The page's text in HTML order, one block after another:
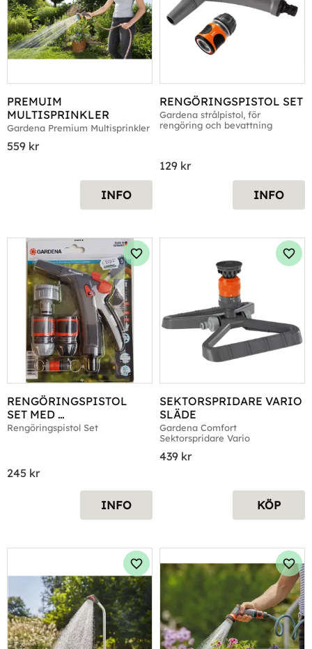
PREMUIM
MULTISPRINKLER
Gardena Premium Multisprinkler
559 kr
INFO
RENGÖRINGSPISTOL SET
Gardena strålpistol, för
rengöring och bevattning
129 kr
INFO
RENGÖRINGSPISTOL
SET MED
KRANKOPPLING,
Rengöringspistol Set
245 kr
Lägg till i favoriter
INFO
SEKTORSPRIDARE VARIO
SLÄDE
Gardena Comfort
Sektorspridare Vario
439 kr
KÖP
Lägg till i favoriter